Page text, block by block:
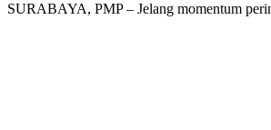
SURABAYA, PMP – Jelang momentum